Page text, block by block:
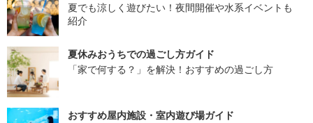
夏でも涼しく遊びたい！夜間開催や水系イベントも
紹介
夏休みおうちでの過ごし方ガイド
「家で何する？」を解決！おすすめの過ごし方
おすすめ屋内施設・室内遊び場ガイド